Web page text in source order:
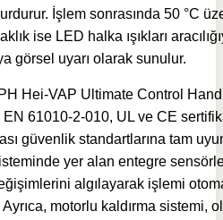
İşlem sonrasında 50 °C
ise LED halka ışıkları
görsel uyarı olarak sunulur.
Hei-VAP Ultimate Control
61010-2-010, UL ve CE
güvenlik standartlarına tam
yer alan entegre
algılayarak işlemi
motorlu kaldırma sistemi,